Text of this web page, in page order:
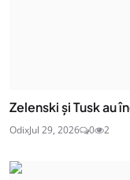
Zelenski și Tusk au
OdixJul 29, 2026 0 2